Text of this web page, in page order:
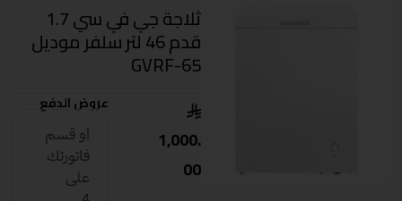
ثلاجة جي في سي 1.7
قدم 46 لتر سلفر موديل
GVRF-65
1,000.
00
عروض الدفع